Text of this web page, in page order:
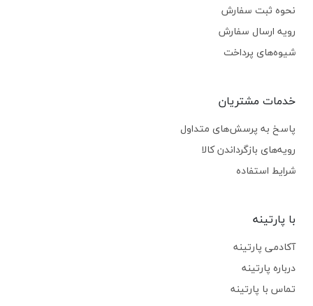
نحوه ثبت سفارش
رویه ارسال سفارش
شیوه‌های پرداخت
خدمات مشتریان
پاسخ به پرسش‌های متداول
رویه‌های بازگرداندن کالا
شرایط استفاده
با پارتینه
آکادمی پارتینه
درباره پارتینه
تماس با پارتینه